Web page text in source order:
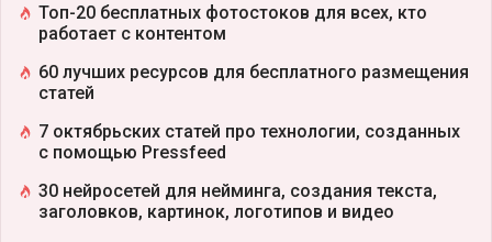
Топ-20 бесплатных фотостоков для всех, кто
работает с контентом
60 лучших ресурсов для бесплатного размещения
статей
7 октябрьских статей про технологии, созданных
с помощью Pressfeed
30 нейросетей для нейминга, создания текста,
заголовков, картинок, логотипов и видео